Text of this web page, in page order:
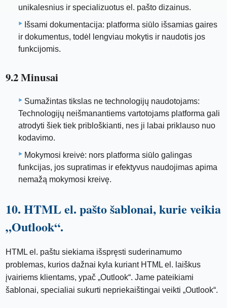
unikalesnius ir specializuotus el. pašto dizainus.
Išsami dokumentacija: platforma siūlo išsamias gaires
ir dokumentus, todėl lengviau mokytis ir naudotis jos
funkcijomis.
9.2 Minusai
Sumažintas tikslas ne technologijų naudotojams:
Technologijų neišmanantiems vartotojams platforma gali
atrodyti šiek tiek pribloškianti, nes ji labai priklauso nuo
kodavimo.
Mokymosi kreivė: nors platforma siūlo galingas
funkcijas, jos supratimas ir efektyvus naudojimas apima
nemažą mokymosi kreivę.
10. HTML el. pašto šablonai, kurie veikia
„Outlook“.
HTML el. paštu siekiama išspręsti suderinamumo
problemas, kurios dažnai kyla kuriant HTML el. laiškus
įvairiems klientams, ypač „Outlook“. Jame pateikiami
šablonai, specialiai sukurti nepriekaištingai veikti „Outlook“.